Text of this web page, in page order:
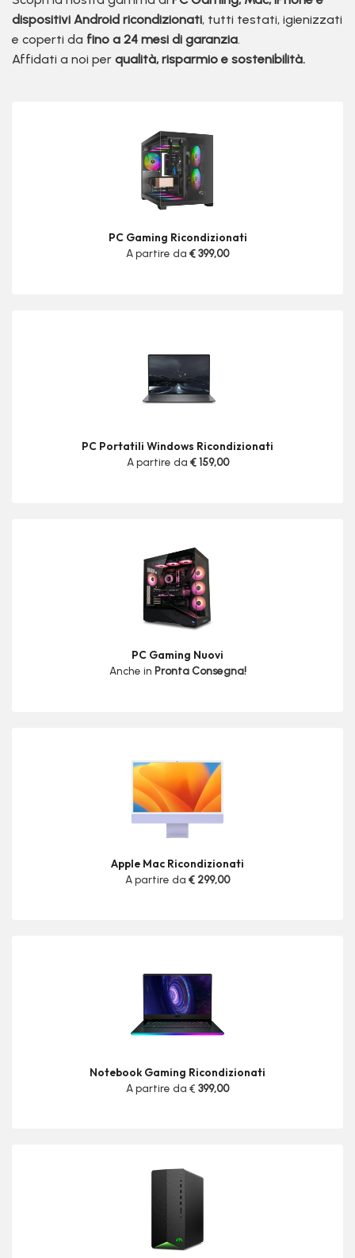
dispositivi Android ricondizionati, tutti testati, igienizzati
e coperti da fino a 24 mesi di garanzia.
Affidati a noi per qualità, risparmio e sostenibilità.
PC Gaming Ricondizionati
A partire da € 399,00
PC Portatili Windows Ricondizionati
A partire da € 159,00
PC Gaming Nuovi
Anche in Pronta Consegna!
Apple Mac Ricondizionati
A partire da € 299,00
Notebook Gaming Ricondizionati
A partire da € 399,00